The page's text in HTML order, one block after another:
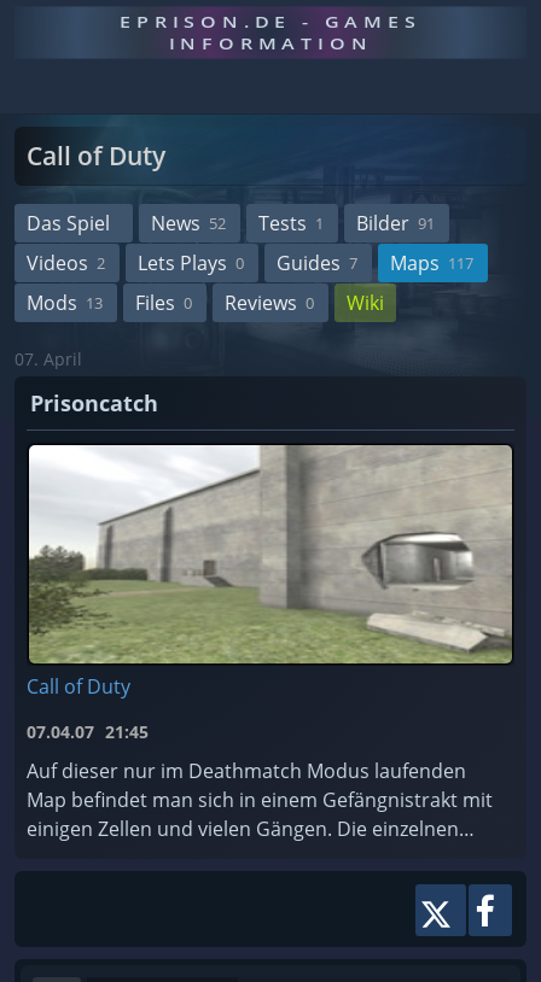
EPRISON.DE - GAMES
INFORMATION
Call of Duty
Das Spiel News 52 Tests 1 Bilder 91
Videos 2 Lets Plays 0 Guides 7 Maps 117
Mods 13 Files 0 Reviews 0 Wiki
07. April
Prisoncatch
Call of Duty
07.04.07 21:45
Auf dieser nur im Deathmatch Modus laufenden
Map befindet man sich in einem Gefängnistrakt mit
einigen Zellen und vielen Gängen. Die einzelnen